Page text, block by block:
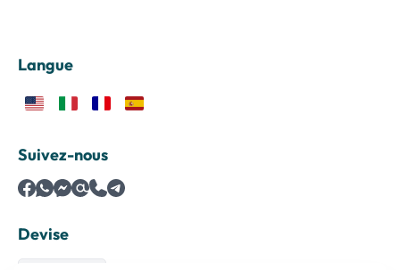
Langue
Suivez-nous
Devise